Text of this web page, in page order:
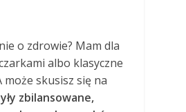
o zdrowie? Mam dla
albo klasyczne
skusisz się na
zbilansowane,